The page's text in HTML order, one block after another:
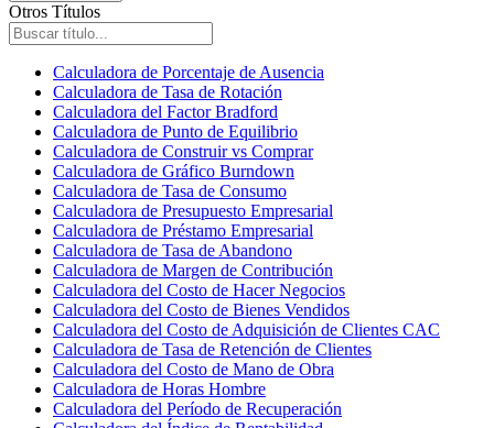
Otros Títulos
Calculadora de Porcentaje de Ausencia
Calculadora de Tasa de Rotación
Calculadora del Factor Bradford
Calculadora de Punto de Equilibrio
Calculadora de Construir vs Comprar
Calculadora de Gráfico Burndown
Calculadora de Tasa de Consumo
Calculadora de Presupuesto Empresarial
Calculadora de Préstamo Empresarial
Calculadora de Tasa de Abandono
Calculadora de Margen de Contribución
Calculadora del Costo de Hacer Negocios
Calculadora del Costo de Bienes Vendidos
Calculadora del Costo de Adquisición de Clientes CAC
Calculadora de Tasa de Retención de Clientes
Calculadora del Costo de Mano de Obra
Calculadora de Horas Hombre
Calculadora del Período de Recuperación